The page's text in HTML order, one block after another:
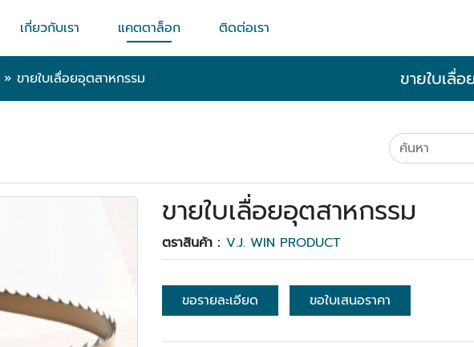
เกี่ยวกับเรา แคตตาล็อก ติดต่อเรา
» ขายใบเลื่อยอุตสาหกรรม ขายใบเลื่
ขายใบเลื่อยอุตสาหกรรม
ตราสินค้า : V.J. WIN PRODUCT
ขอรายละเอียด ขอใบเสนอราคา